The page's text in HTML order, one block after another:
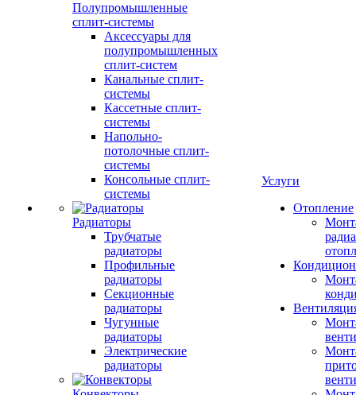
Полупромышленные
сплит-системы
Аксессуары для
полупромышленных
сплит-систем
Канальные сплит-
системы
Кассетные сплит-
системы
Напольно-
потолочные сплит-
системы
Консольные сплит-
системы
Радиаторы
Трубчатые
радиаторы
Профильные
радиаторы
Секционные
радиаторы
Чугунные
радиаторы
Электрические
радиаторы
Услуги
Отопление